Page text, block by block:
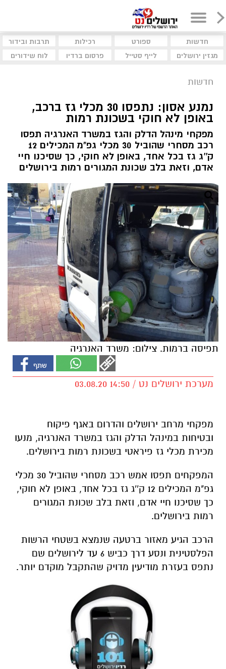
חדשות ספורט רכילות
תרבות ובידור
מגזין ירושלים
לייף סטייל פרסום ברדיו לוח שידורים
חדשות
נמנע אסון: נתפסו 30 מכלי גז ברכב,
באופן לא חוקי בשכונת רמות
מפקחי מינהל הדלק והגז במשרד האנרגיה תפסו
רכב מסחרי שהוביל 30 מכלי גפ"מ המכילים 12
ק''ג גז בכל אחד, באופן לא חוקי, כך שסיכנו חיי
אדם, וזאת בלב שכונת המגורים רמות בירושלים
תפיסה ברמות. צילום: משרד האנרגיה
מערכת ירושלים נט / 14:50 03.08.20
מפקחי מרחב ירושלים והדרום באגף פיקוח
ובטיחות במינהל הדלק והגז במשרד האנרגיה, מנעו
מכירת מכלי גז פיראטי בשכונת רמות בירושלים.
המפקחים תפסו אמש רכב מסחרי שהוביל 30 מכלי
גפ"מ המכילים 12 ק''ג גז בכל אחד, באופן לא חוקי,
כך שסיכנו חיי אדם, וזאת בלב שכונת המגורים
רמות בירושלים.
הרכב הגיע מאזור ברטעה שנמצא בשטחי הרשות
הפלסטינית ונסע דרך כביש 6 עד לירושלים שם
נתפס בעזרת מודיעין מדויק שהתקבל מוקדם יותר.